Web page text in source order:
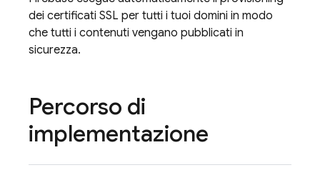
dei certificati SSL per tutti i tuoi domini in modo
che tutti i contenuti vengano pubblicati in
sicurezza.
Percorso di
implementazione